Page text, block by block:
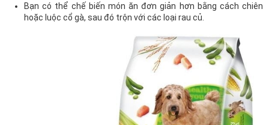
Bạn có thể chế biến món ăn đơn giản hơn bằng cách chiên
hoặc luộc cổ gà, sau đó trộn với các loại rau củ.